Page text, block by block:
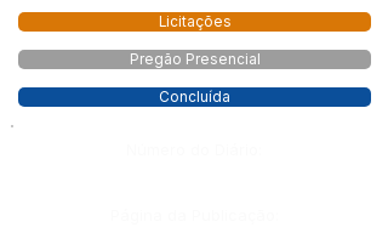
Licitações
Pregão Presencial
Concluída